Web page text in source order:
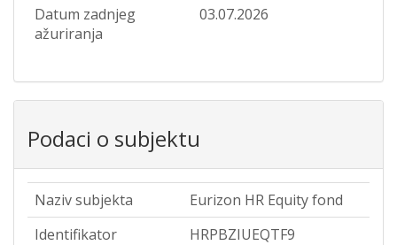
Datum zadnjeg
ažuriranja
03.07.2026
Podaci o subjektu
Naziv subjekta
Eurizon HR Equity fond
Identifikator
HRPBZIUEQTF9